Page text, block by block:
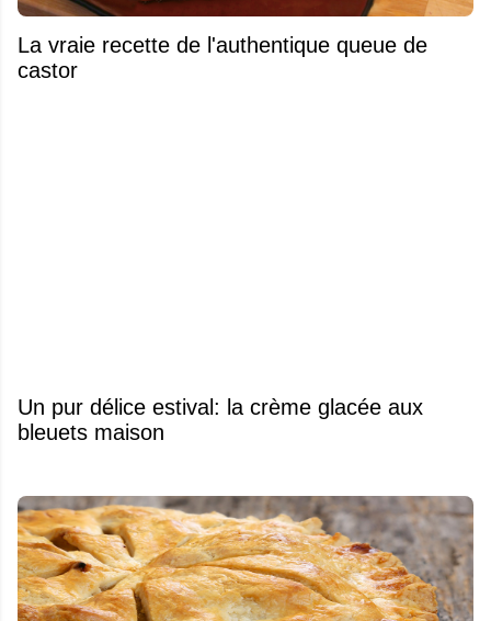
La vraie recette de l'authentique queue de
castor
Un pur délice estival: la crème glacée aux
bleuets maison